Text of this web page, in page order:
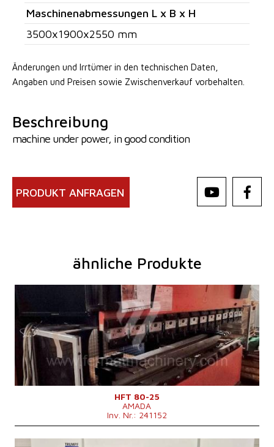
Maschinenabmessungen L x B x H
3500x1900x2550 mm
Änderungen und Irrtümer in den technischen Daten,
Angaben und Preisen sowie Zwischenverkauf vorbehalten.
Beschreibung
machine under power, in good condition
PRODUKT ANFRAGEN
ähnliche Produkte
2001
ja
Druckleistung
80 t
Abkantlänge
2620 mm
Anzahl der Achsen
4
Lower Ausgleichsbewegung
Stößelhub
200 mm
Maschinengewicht
5750 kg
HFT 80-25
AMADA
Inv. Nr.: 241152